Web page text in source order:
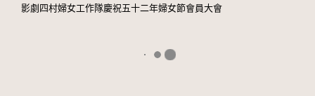
影劇四村婦女工作隊慶祝五十二年婦女節會員大會